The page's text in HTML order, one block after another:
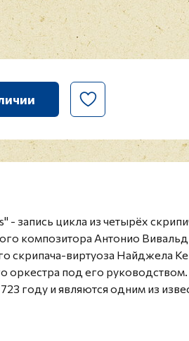
- запись цикла из четырёх
композитора Антонио
скрипача-виртуоза Найджела
оркестра под его
году и являются одним из
в стиле барокко. Каждый